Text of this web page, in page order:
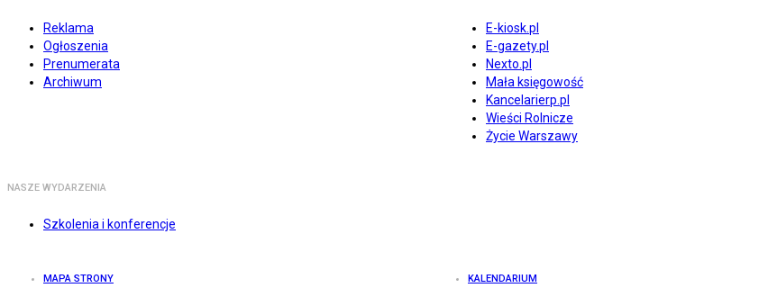
Reklama
Ogłoszenia
Prenumerata
Archiwum
E-kiosk.pl
E-gazety.pl
Nexto.pl
Mała księgowość
Kancelarierp.pl
Wieści Rolnicze
Życie Warszawy
NASZE WYDARZENIA
Szkolenia i konferencje
MAPA STRONY KALENDARIUM